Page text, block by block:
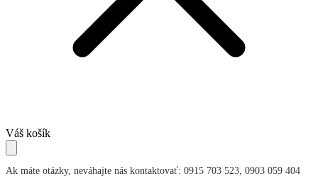
Skip
to
navigation
Skip
to
content
Váš košík
Ak máte otázky, neváhajte nás kontaktovať: 0915 703 523, 0903 059 404